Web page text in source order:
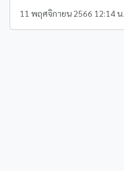
11 พฤศจิกายน 2566 12:14 น.